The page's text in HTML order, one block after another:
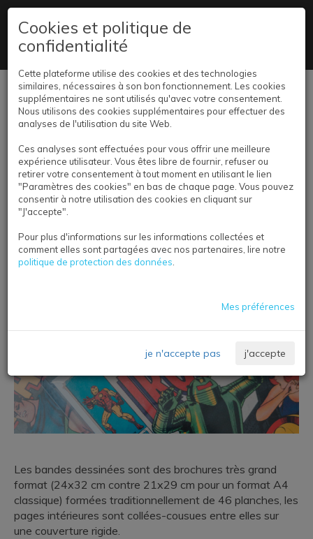
Livraison partout en France
Se connecter
BANDES DESSINÉES ET
MANGAS
Les bandes dessinées sont des brochures très grand
format (24x32 cm contre 21x29 cm pour un format A4
classique) formées traditionnellement de 46 planches, les
pages intérieures sont collées-cousues entre elles sur
une couverture rigide.
Cookies et politique de
confidentialité
Cette plateforme utilise des cookies et des technologies
similaires, nécessaires à son bon fonctionnement. Les cookies
supplémentaires ne sont utilisés qu'avec votre consentement.
Nous utilisons des cookies supplémentaires pour effectuer des
analyses de l'utilisation du site Web.
Ces analyses sont effectuées pour vous offrir une meilleure
expérience utilisateur. Vous êtes libre de fournir, refuser ou
retirer votre consentement à tout moment en utilisant le lien
"Paramètres des cookies" en bas de chaque page. Vous pouvez
consentir à notre utilisation des cookies en cliquant sur
"J'accepte".
Pour plus d'informations sur les informations collectées et
comment elles sont partagées avec nos partenaires, lire notre
politique de protection des données
Mes préférences
je n'accepte pas j'accepte